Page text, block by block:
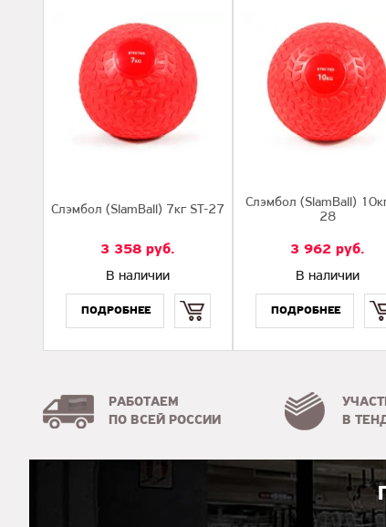
Слэмбол (SlamBall) 7кг ST-27
3 358 руб.
В наличии
Слэмбол (SlamBall)
28
3 962 руб.
В наличии
РАБОТАЕМ
ПО ВСЕЙ РОССИИ
В